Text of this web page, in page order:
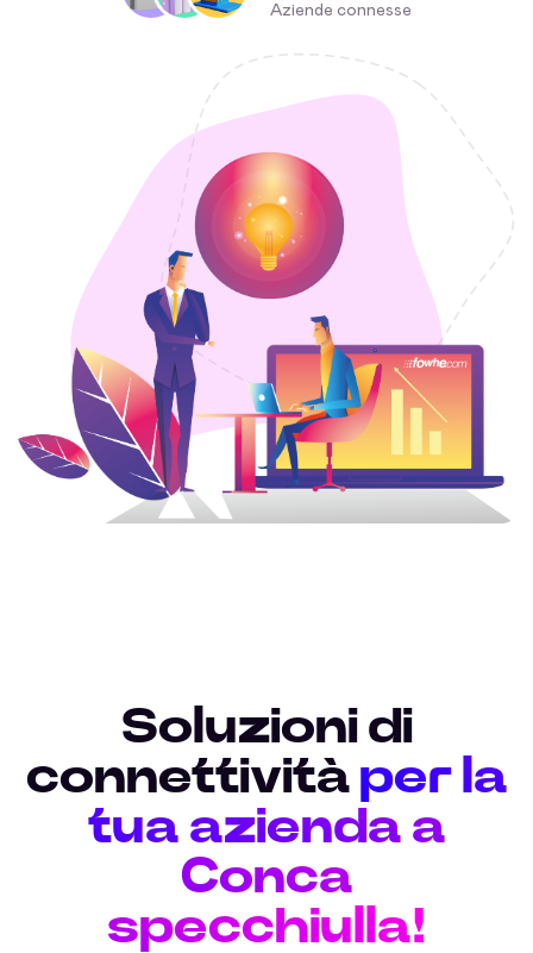
Aziende connesse
Soluzioni di
connettività per la
tua azienda a
Conca
specchiulla!